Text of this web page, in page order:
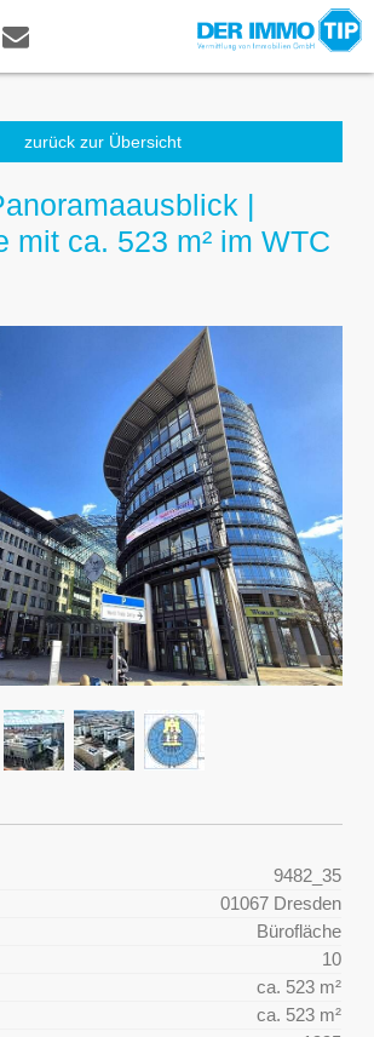
zurück zur Übersicht
|
mit ca. 523 m² im WTC
9482_35
01067 Dresden
Bürofläche
10
ca. 523 m²
ca. 523 m²